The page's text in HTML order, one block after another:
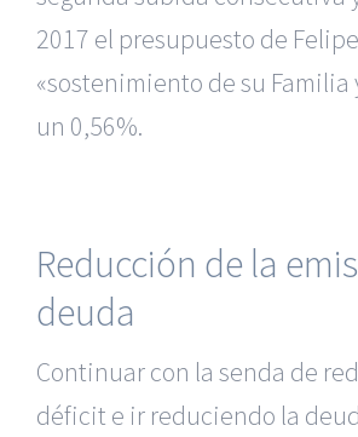
2017 el presupuesto de
«sostenimiento de su Familia
un 0,56%.
Reducción de la
deuda
Continuar con la senda de
déficit e ir reduciendo la